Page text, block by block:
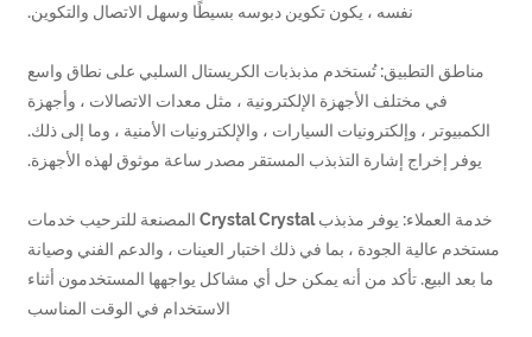
نفسه ، يكون تكوين دبوسه بسيطًا وسهل الاتصال والتكوين.
التطبيق: تُستخدم مذبذبات الكريستال السلبي على نطاق واسع
في مختلف الأجهزة الإلكترونية ، مثل معدات الاتصالات ، وأجهزة
، وإلكترونيات السيارات ، والإلكترونيات الأمنية ، وما إلى ذلك.
إخراج إشارة التذبذب المستقر مصدر ساعة موثوق لهذه الأجهزة.
خدمة العملاء: يوفر مذبذب Crystal Crystal المصنعة للترحيب خدمات
عالية الجودة ، بما في ذلك اختبار العينات ، والدعم الفني وصيانة
البيع. تأكد من أنه يمكن حل أي مشاكل يواجهها المستخدمون أثناء
الاستخدام في الوقت المناسب